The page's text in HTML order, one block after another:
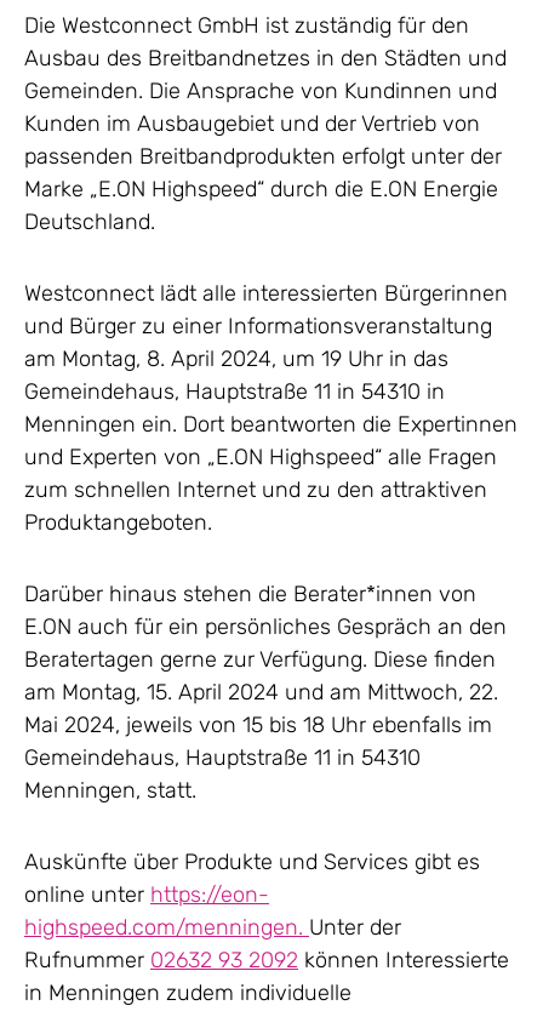
Die Westconnect GmbH ist zuständig für den
Ausbau des Breitbandnetzes in den Städten und
Gemeinden. Die Ansprache von Kundinnen und
Kunden im Ausbaugebiet und der Vertrieb von
passenden Breitbandprodukten erfolgt unter der
Marke „E.ON Highspeed“ durch die E.ON Energie
Deutschland.
Westconnect lädt alle interessierten Bürgerinnen
und Bürger zu einer Informationsveranstaltung
am Montag, 8. April 2024, um 19 Uhr in das
Gemeindehaus, Hauptstraße 11 in 54310 in
Menningen ein. Dort beantworten die Expertinnen
und Experten von „E.ON Highspeed“ alle Fragen
zum schnellen Internet und zu den attraktiven
Produktangeboten.
Darüber hinaus stehen die Berater*innen von
E.ON auch für ein persönliches Gespräch an den
Beratertagen gerne zur Verfügung. Diese finden
am Montag, 15. April 2024 und am Mittwoch, 22.
Mai 2024, jeweils von 15 bis 18 Uhr ebenfalls im
Gemeindehaus, Hauptstraße 11 in 54310
Menningen, statt.
Auskünfte über Produkte und Services gibt es
online unter https://eon-
highspeed.com/menningen. Unter der
Rufnummer 02632 93 2092 können Interessierte
in Menningen zudem individuelle